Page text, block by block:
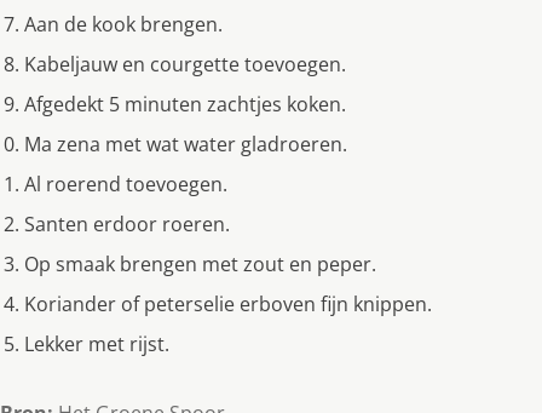
Aan de kook brengen.
Kabeljauw en courgette toevoegen.
Afgedekt 5 minuten zachtjes koken.
Ma zena met wat water gladroeren.
Al roerend toevoegen.
Santen erdoor roeren.
Op smaak brengen met zout en peper.
Koriander of peterselie erboven fijn knippen.
Lekker met rijst.